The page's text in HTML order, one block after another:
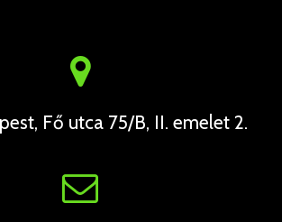
Fő utca 75/B, II. emelet 2.